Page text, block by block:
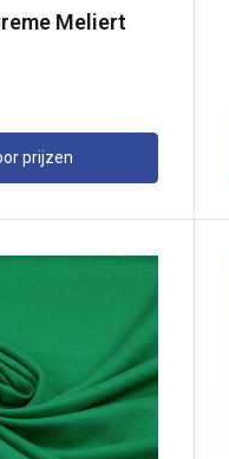
Meliert
prijzen